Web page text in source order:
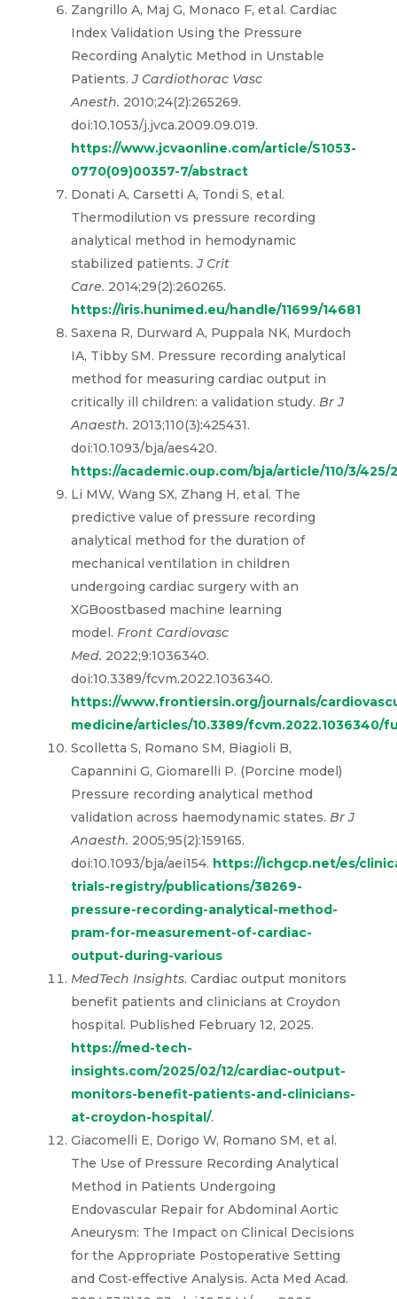
Zangrillo A, Maj G, Monaco F, et al. Cardiac
Index Validation Using the Pressure
Recording Analytic Method in Unstable
Patients.J Cardiothorac Vasc
Anesth. 2010;24(2):265269.
doi:10.1053/j.jvca.2009.09.019.
https://www.jcvaonline.com/article/S1053-
0770(09)00357-7/abstract
Donati A, Carsetti A, Tondi S, et al.
Thermodilution vs pressure recording
analytical method in hemodynamic
stabilized patients.J Crit
Care. 2014;29(2):260265.
https://iris.hunimed.eu/handle/11699/14681
Saxena R, Durward A, Puppala NK, Murdoch
IA, Tibby SM. Pressure recording analytical
method for measuring cardiac output in
critically ill children: a validation study. Br J
Anaesth. 2013;110(3):425431.
doi:10.1093/bja/aes420.
https://academic.oup.com/bja/article/110/3/425/
Li MW, Wang SX, Zhang H, et al. The
predictive value of pressure recording
analytical method for the duration of
mechanical ventilation in children
undergoing cardiac surgery with an
XGBoostbased machine learning
model. Front Cardiovasc
Med. 2022;9:1036340.
doi:10.3389/fcvm.2022.1036340.
https://www.frontiersin.org/journals/
medicine/articles/10.3389/fcvm.2022.1036340/
Scolletta S, Romano SM, Biagioli B,
Capannini G, Giomarelli P. (Porcine model)
Pressure recording analytical method
validation across haemodynamic states. Br J
Anaesth. 2005;95(2):159165.
doi:10.1093/bja/aei154. https://ichgcp.net/es/
trials-registry/publications/38269-
pressure-recording-analytical-method-
pram-for-measurement-of-cardiac-
output-during-various
MedTech Insights. Cardiac output monitors
benefit patients and clinicians at Croydon
hospital. Published February 12, 2025.
https://med-tech-
insights.com/2025/02/12/cardiac-output-
monitors-benefit-patients-and-clinicians-
at-croydon-hospital/.
Giacomelli E, Dorigo W, Romano SM, et al.
The Use of Pressure Recording Analytical
Method in Patients Undergoing
Endovascular Repair for Abdominal Aortic
Aneurysm: The Impact on Clinical Decisions
for the Appropriate Postoperative Setting
and Cost‑effective Analysis. Acta Med Acad.